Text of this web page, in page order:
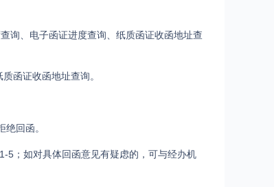
询、电子函证进度查询、纸质函证收函地址查
函证收函地址查询。
回函。
5；如对具体回函意见有疑虑的，可与经办机